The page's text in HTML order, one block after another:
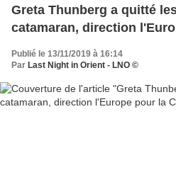
Greta Thunberg a quitté
catamaran, direction
Publié le 13/11/2019 à 16:14
Par Last Night in Orient - LNO ©